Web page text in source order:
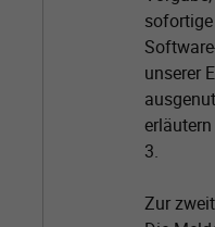
unserer
3.
Zur